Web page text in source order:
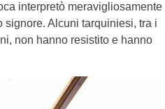
interpretò meravigliosamente
signore. Alcuni tarquiniesi, tra i
non hanno resistito e hanno